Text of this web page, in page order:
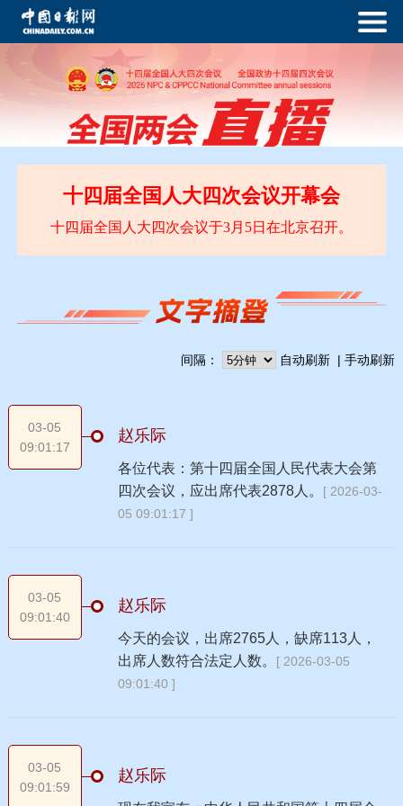
十四届全国人大四次会议开幕会
十四届全国人大四次会议于3月5日在北京召开。
间隔： 自动刷新 手动刷新
03-05
09:01:17
赵乐际
各位代表：第十四届全国人民代表大会第
四次会议，应出席代表2878人。 [ 2026-03-
05 09:01:17 ]
03-05
09:01:40
赵乐际
今天的会议，出席2765人，缺席113人，
出席人数符合法定人数。 [ 2026-03-05
09:01:40 ]
03-05
09:01:59
赵乐际